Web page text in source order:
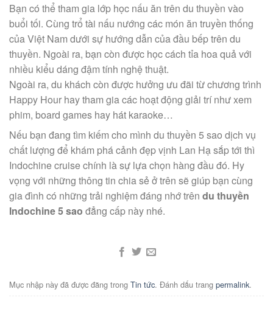
Bạn có thể tham gia lớp học nấu ăn trên du thuyền vào
buổi tối. Cùng trổ tài nấu nướng các món ăn truyền thống
của Việt Nam dưới sự hướng dẫn của đầu bếp trên du
thuyền. Ngoài ra, bạn còn được học cách tỉa hoa quả với
nhiều kiểu dáng đậm tính nghệ thuật.
Ngoài ra, du khách còn được hưởng ưu đãi từ chương trình
Happy Hour hay tham gia các hoạt động giải trí như xem
phim, board games hay hát karaoke…
Nếu bạn đang tìm kiếm cho mình du thuyền 5 sao dịch vụ
chất lượng để khám phá cảnh đẹp vịnh Lan Hạ sắp tới thì
Indochine cruise chính là sự lựa chọn hàng đầu đó. Hy
vọng với những thông tin chia sẻ ở trên sẽ giúp bạn cùng
gia đình có những trải nghiệm đáng nhớ trên du thuyền
Indochine 5 sao đẳng cấp này nhé.
Mục nhập này đã được đăng trong Tin tức. Đánh dấu trang permalink.